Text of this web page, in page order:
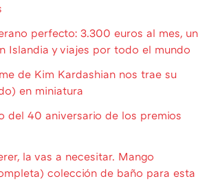
perfecto: 3.300 euros al mes, un
Islandia y viajes por todo el mundo
de Kim Kardashian nos trae su
en miniatura
del 40 aniversario de los premios
la vas a necesitar. Mango
colección de baño para esta